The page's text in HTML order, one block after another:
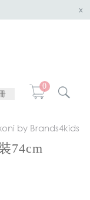
x
0
by Brands4kids
74cm